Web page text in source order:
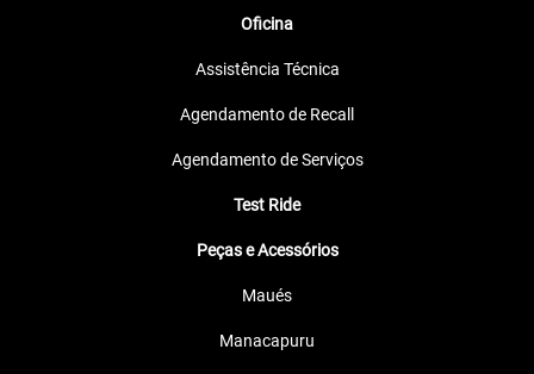
Oficina
Assistência Técnica
Agendamento de Recall
Agendamento de Serviços
Test Ride
Peças e Acessórios
Maués
Manacapuru